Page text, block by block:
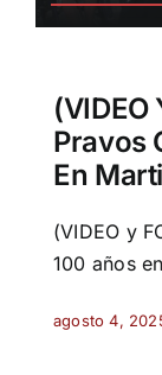
(VIDEO
Pravos
En
(VIDEO y
100 años
agosto 4,